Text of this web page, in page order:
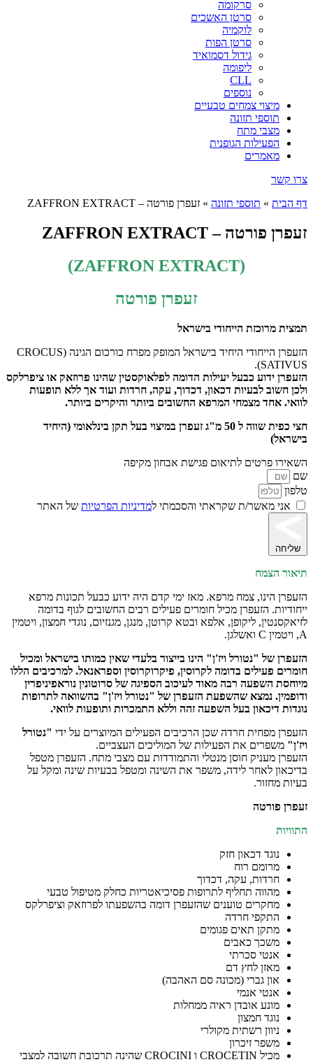
סרקומה
סרטן האשכים
לוקמיה
סרטן הפות
גידול דסמואיד
ליפומה
CLL
נוספים
מיצוי צמחים טבעיים
תוספי תזונה
מצבי מתח
הפעילות הגופנית
מאמרים
צרו קשר
דף הבית » תוספי תזונה » זעפרן פורטה – ZAFFRON EXTRACT
זעפרן פורטה – ZAFFRON EXTRACT
(
ZAFFRON EXTRACT
)
זעפרן פורטה
תמצית מרוכזת הייחודי בישראל
הזעפרן הייחודי היחיד בישראל המופק מפרח כורכום הגינה CROCUS)
SATIVUS).
הזעפרן ידוע כבעל יעילות הדומה לפלאוקסטין שהינו פרוזאק או ציפרלקס
ולכן חשוב לבעיות דכאון, דכדוך, עקה, חרדות ועוד אך ללא תופעות
לוואי. אחד מצמחי המרפא החשובים ביותר והיקרים ביותר.
חצי כפית שווה ל 50 מ"ג זעפרן במיצוי בעל תקן בינלאומי (היחיד
בישראל)
השאירו פרטים לתיאום פגישת אבחון מקיפה
שם
טלפון
אני מאשר/ת שקראתי והסכמתי למדיניות הפרטיות של האתר
שליחה
תיאור הצמח
הזעפרן הינו, צמח מרפא. מאז ימי קדם היה ידוע כבעל תכונות מרפא
ייחודיות. הזעפרן מכיל חומרים פעילים רבים החשובים לגוף בדומה
לזיאקסנטין, ליקופן, אלפא ובטא קרוטן, מנגן, מגנזיום, נוגדי חמצון, ויטמין
A, ויטמין C ואשלגן.
הזעפרן של "נטורל ויז'ן" הינו בייצור בלעדי שאין כמותו בישראל ומכיל
חומרים פעילים בדומה לקרוסין, פיקרוקרוסין וספראנאל. למרכיבים הללו
מיוחסת השפעה רבה מאוד לעיכוב הספיגה של סרוטונין נוראפיניפרין
ודופמין. נמצא שהשפעת הזעפרן של "נטורל ויז'ן" בהשוואה לתרופות
נוגדות דיכאון בעל השפעה זהה וללא התמכרות ותופעות לוואי.
הזעפרן מפחית חרדה שכן הרכיבים הפעילים המיוצרים על ידי "נטורל
ויז'ן" משפרים את הפעילות של המוליכים העצביים.
הזעפרן מעניק חוסן מנטלי והתמודדות עם מצבי מתח. הזעפרן מטפל
בדיכאון לאחר לידה, משפר את השינה ומטפל בבעיות שינה ומקל על
בעיות מחזור.
זעפרן פורטה
התוויות
נוגד דכאון חזק
מרומם רוח
חרדות, עקה, דכדוך
מהווה תחליף לתרופות פסיכיאטריות כחלק מטיפול טבעי
מחקרים טוענים שהזעפרן דומה בהשפעתו לפרוזאק וציפרלקס
התקפי חרדה
מתקן תאים פגומים
משכך כאבים
אנטי סכרתי
מאזן לחץ דם
און גברי (מכונה סם האהבה)
אנטי אנמי
מונע אובדן ראיה ממחלות
נוגד חמצון
ניוון רשתית מקולרי
משפר זיכרון
מכיל CROCETIN ו CROCINI שהינה תרכובת חשובה למצבי